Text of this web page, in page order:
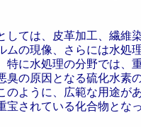
しては、皮革加工、繊維
ムの現像、さらには水処
特に水処理の分野では、
臭の原因となる硫化水素
のように、広範な用途があ
宝されている化合物とな